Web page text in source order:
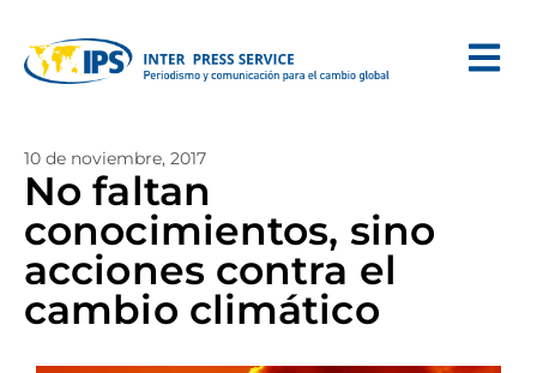
10 de noviembre, 2017
No faltan
conocimientos, sino
acciones contra el
cambio climático